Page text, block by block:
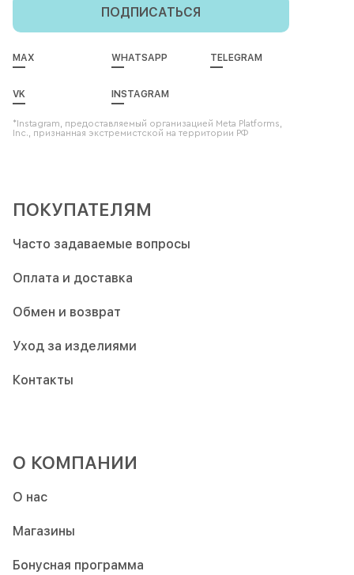
ПОДПИСАТЬСЯ
MAX WHATSAPP TELEGRAM
VK INSTAGRAM
*Instagram, предоставляемый организацией Meta Platforms,
Inc., признанная экстремистской на территории РФ
ПОКУПАТЕЛЯМ
Часто задаваемые вопросы
Оплата и доставка
Обмен и возврат
Уход за изделиями
Контакты
О КОМПАНИИ
О нас
Магазины
Бонусная программа